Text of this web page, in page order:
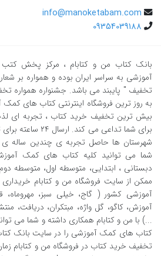
info@manoketabam.com
09354039188
بانک کتاب من و کتابام ، مرکز پخش کتب
آموزشی به سراسر ایران بوده و همواره بر
تخفیف " پایبند می باشد. جشنواره همواره
به روز ترین فروشگاه اینترنتی کتاب های
بیش ترین تخفیف خرید کتاب ، تجربه ای
شهرستان ها حاصل تجربه ی چندین ساله ی
شما می توانید کلیه کتاب های کمک
دبستانی ، ابتدایی، متوسطه اول، متوسطه
ممکن از سایت فروشگاه من و کتابام
آموزشی کشور ( گاج، خیلی سبز، مهروماه،
آموزش، کاگو، گل واژه، مبتکران، دریافت،
...) با من و کتابام همکاری داشته و شما می
کتاب های کمک آموزشی را در سایت بانک
تخفیف خرید کتاب در فروشگاه من و کتابام